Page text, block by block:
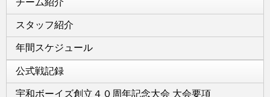
スタッフ紹介
年間スケジュール
公式戦記録
宇和ボーイズ創立４０周年記念大会 大会要項